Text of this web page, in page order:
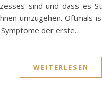
sind und dass es
umzugehen. Oftmals
der erste…
WEITERLESEN